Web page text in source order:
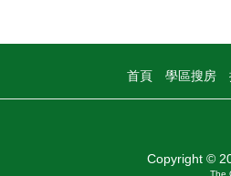
首頁 學區搜房
Copyright ©
The